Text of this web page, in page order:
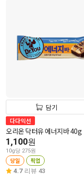
담기
다다익선
오리온 닥터유 에너지바 40g
1,100원
10g당 275원
당일 픽업
4.7 리뷰 43